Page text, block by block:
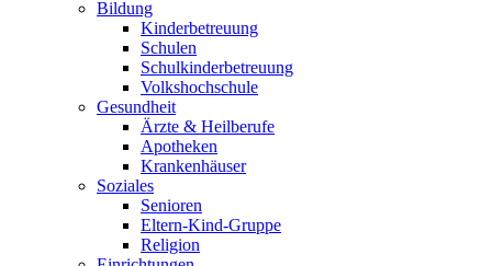
Bildung
Kinderbetreuung
Schulen
Schulkinderbetreuung
Volkshochschule
Gesundheit
Ärzte & Heilberufe
Apotheken
Krankenhäuser
Soziales
Senioren
Eltern-Kind-Gruppe
Religion